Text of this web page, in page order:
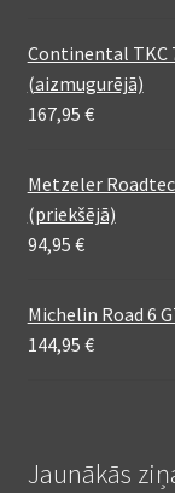
Continental TKC
(aizmugurējā)
167,95 €
Metzeler Roadtec
(priekšējā)
94,95 €
Michelin Road 6
144,95 €
Jaunākās